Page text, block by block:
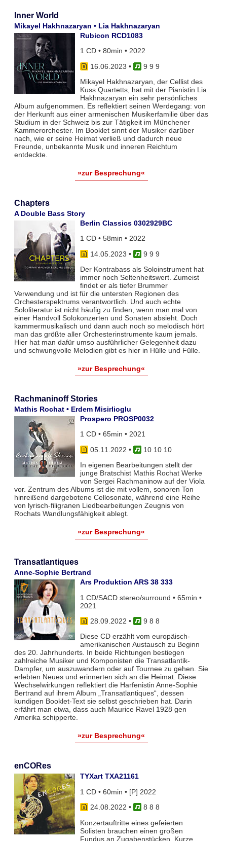
Inner World
Mikayel Hakhnazaryan • Lia Hakhnazaryan
Rubicon RCD1083
1 CD • 80min • 2022
16.06.2023 •
9 9 9
Mikayel Hakhnazaryan, der Cellist des
Kuss Quartetts, hat mit der Pianistin Lia
Hakhnazaryan ein sehr persönliches
Album aufgenommen. Es reflektiert seinen Werdegang: von
der Herkunft aus einer armenischen Musikerfamilie über das
Studium in der Schweiz bis zur Tätigkeit im Münchener
Kammerorchester. Im Booklet sinnt der Musiker darüber
nach, wie er seine Heimat verließ und dadurch neue
Freunde, unbekannte Musik und inneren Reichtum
entdeckte.
»zur Besprechung«
Chapters
A Double Bass Story
Berlin Classics 0302929BC
1 CD • 58min • 2022
14.05.2023 •
9 9 9
Der Kontrabass als Soloinstrument hat
immer noch Seltenheitswert. Zumeist
findet er als tiefer Brummer
Verwendung und ist für die untersten Regionen des
Orchesterspektrums verantwortlich. Und auch echte
Sololiteratur ist nicht häufig zu finden, wenn man mal von
einer Handvoll Solokonzerten und Sonaten absieht. Doch
kammermusikalisch und dann auch noch so melodisch hört
man das größte aller Orchesterinstrumente kaum jemals.
Hier hat man dafür umso ausführlicher Gelegenheit dazu
und schwungvolle Melodien gibt es hier in Hülle und Fülle.
»zur Besprechung«
Rachmaninoff Stories
Mathis Rochat • Erdem Misirlioglu
Prospero PROSP0032
1 CD • 65min • 2021
05.11.2022 •
10 10 10
In eigenen Bearbeitungen stellt der
junge Bratschist Mathis Rochat Werke
von Sergei Rachmaninow auf der Viola
vor. Zentrum des Albums ist die mit vollem, sonoren Ton
hinreißend dargebotene Cellosonate, während eine Reihe
von lyrisch-filigranen Liedbearbeitungen Zeugnis von
Rochats Wandlungsfähigkeit ablegt.
»zur Besprechung«
Transatlantiques
Anne-Sophie Bertrand
Ars Produktion ARS 38 333
1 CD/SACD stereo/surround • 65min •
2021
28.09.2022 •
9 8 8
Diese CD erzählt vom europäisch-
amerikanischen Austausch zu Beginn
des 20. Jahrhunderts. In beide Richtungen bestiegen
zahlreiche Musiker und Komponisten die Transatlantik-
Dampfer, um auszuwandern oder auf Tournee zu gehen. Sie
erlebten Neues und erinnerten sich an die Heimat. Diese
Wechselwirkungen reflektiert die Harfenistin Anne-Sophie
Bertrand auf ihrem Album „Transatlantiques“, dessen
kundigen Booklet-Text sie selbst geschrieben hat. Darin
erfährt man etwa, dass auch Maurice Ravel 1928 gen
Amerika schipperte.
»zur Besprechung«
enCORes
TYXart TXA21161
1 CD • 60min • [P] 2022
24.08.2022 •
8 8 8
Konzertauftritte eines gefeierten
Solisten brauchen einen großen
Fundus an Zugabenstücken. Kurze